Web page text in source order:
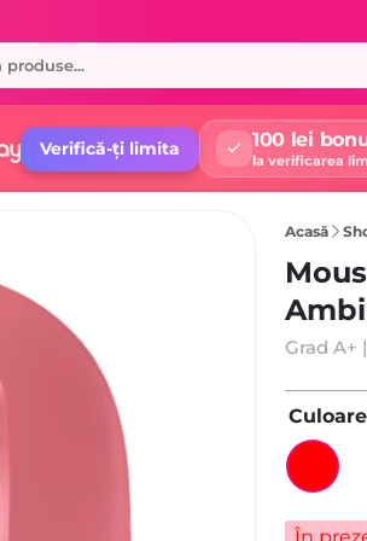
Verifică-ți limita 100 lei
la verificarea
Acasă
Grad A+
Culoare